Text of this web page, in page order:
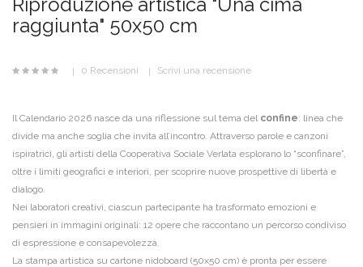
Riproduzione artistica "Una cima
raggiunta" 50x50 cm
0 Recensioni Scrivi una recensione
Il Calendario 2026 nasce da una riflessione sul tema del confine: linea che
divide ma anche soglia che invita all’incontro. Attraverso parole e canzoni
ispiratrici, gli artisti della Cooperativa Sociale Verlata esplorano lo “sconfinare”,
oltre i limiti geografici e interiori, per scoprire nuove prospettive di libertà e
dialogo.
Nei laboratori creativi, ciascun partecipante ha trasformato emozioni e
pensieri in immagini originali: 12 opere che raccontano un percorso condiviso
di espressione e consapevolezza.
La stampa artistica su cartone nidoboard (50x50 cm) è pronta per essere